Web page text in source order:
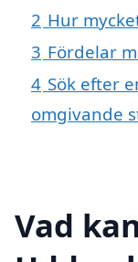
2 Hur
3 Fördelar
4 Sök efter
omgivande
Vad